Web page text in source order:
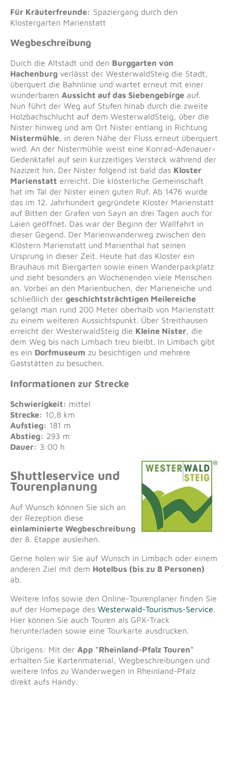
Für Kräuterfreunde: Spaziergang durch den
Klostergarten Marienstatt
Wegbeschreibung
Durch die Altstadt und den Burggarten von
Hachenburg verlässt der WesterwaldSteig die Stadt,
überquert die Bahnlinie und wartet erneut mit einer
wunderbaren Aussicht auf das Siebengebirge auf.
Nun führt der Weg auf Stufen hinab durch die zweite
Holzbachschlucht auf dem WesterwaldSteig, über die
Nister hinweg und am Ort Nister entlang in Richtung
Nistermühle, in deren Nähe der Fluss erneut überquert
wird. An der Nistermühle weist eine Konrad-Adenauer-
Gedenktafel auf sein kurzzeitiges Versteck während der
Nazizeit hin. Der Nister folgend ist bald das Kloster
Marienstatt erreicht. Die klösterliche Gemeinschaft
hat im Tal der Nister einen guten Ruf. Ab 1476 wurde
das im 12. Jahrhundert gegründete Kloster Marienstatt
auf Bitten der Grafen von Sayn an drei Tagen auch für
Laien geöffnet. Das war der Beginn der Wallfahrt in
dieser Gegend. Der Marienwanderweg zwischen den
Klöstern Marienstatt und Marienthal hat seinen
Ursprung in dieser Zeit. Heute hat das Kloster ein
Brauhaus mit Biergarten sowie einen Wanderparkplatz
und zieht besonders an Wochenenden viele Menschen
an. Vorbei an den Marienbuchen, der Marieneiche und
schließlich der geschichtsträchtigen Meilereiche
gelangt man rund 200 Meter oberhalb von Marienstatt
zu einem weiteren Aussichtspunkt. Über Streithausen
erreicht der WesterwaldSteig die Kleine Nister, die
dem Weg bis nach Limbach treu bleibt. In Limbach gibt
es ein Dorfmuseum zu besichtigen und mehrere
Gaststätten zu besuchen.
Informationen zur Strecke
Schwierigkeit: mittel
Strecke: 10,8 km
Aufstieg: 181 m
Abstieg: 293 m
Dauer: 3:00 h
Shuttleservice und
Tourenplanung
Auf Wunsch können Sie sich an
der Rezeption diese
einlaminierte Wegbeschreibung
der 8. Etappe ausleihen.
Gerne holen wir Sie auf Wunsch in Limbach oder einem
anderen Ziel mit dem Hotelbus (bis zu 8 Personen)
ab.
Weitere Infos sowie den Online-Tourenplaner finden Sie
auf der Homepage des Westerwald-Tourismus-Service.
Hier können Sie auch Touren als GPX-Track
herunterladen sowie eine Tourkarte ausdrucken.
Übrigens: Mit der App "Rheinland-Pfalz Touren"
erhalten Sie Kartenmaterial, Wegbeschreibungen und
weitere Infos zu Wanderwegen in Rheinland-Pfalz
direkt aufs Handy.